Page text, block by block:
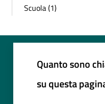
Scuola (1)
Quanto sono
su questa